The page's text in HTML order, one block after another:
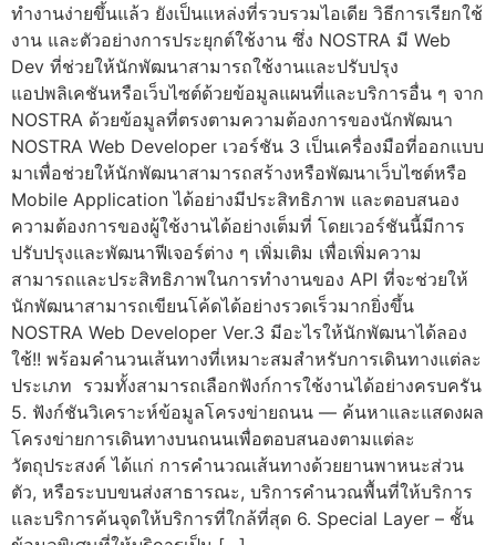
ทำงานง่ายขึ้นแล้ว ยังเป็นแหล่งที่รวบรวมไอเดีย วิธีการเรียกใช้
งาน และตัวอย่างการประยุกต์ใช้งาน ซึ่ง NOSTRA มี Web
Dev ที่ช่วยให้นักพัฒนาสามารถใช้งานและปรับปรุง
แอปพลิเคชันหรือเว็บไซต์ด้วยข้อมูลแผนที่และบริการอื่น ๆ จาก
NOSTRA ด้วยข้อมูลที่ตรงตามความต้องการของนักพัฒนา
NOSTRA Web Developer เวอร์ชัน 3 เป็นเครื่องมือที่ออกแบบ
มาเพื่อช่วยให้นักพัฒนาสามารถสร้างหรือพัฒนาเว็บไซต์หรือ
Mobile Application ได้อย่างมีประสิทธิภาพ และตอบสนอง
ความต้องการของผู้ใช้งานได้อย่างเต็มที่ โดยเวอร์ชันนี้มีการ
ปรับปรุงและพัฒนาฟีเจอร์ต่าง ๆ เพิ่มเติม เพื่อเพิ่มความ
สามารถและประสิทธิภาพในการทำงานของ API ที่จะช่วยให้
นักพัฒนาสามารถเขียนโค้ดได้อย่างรวดเร็วมากยิ่งขึ้น
NOSTRA Web Developer Ver.3 มีอะไรให้นักพัฒนาได้ลอง
ใช้!! พร้อมคำนวนเส้นทางที่เหมาะสมสำหรับการเดินทางแต่ละ
ประเภท รวมทั้งสามารถเลือกฟังก์การใช้งานได้อย่างครบครัน
5. ฟังก์ชันวิเคราะห์ข้อมูลโครงข่ายถนน — ค้นหาและแสดงผล
โครงข่ายการเดินทางบนถนนเพื่อตอบสนองตามแต่ละ
วัตถุประสงค์ ได้แก่ การคำนวณเส้นทางด้วยยานพาหนะส่วน
ตัว, หรือระบบขนส่งสาธารณะ, บริการคำนวณพื้นที่ให้บริการ
และบริการค้นจุดให้บริการที่ใกล้ที่สุด 6. Special Layer – ชั้น